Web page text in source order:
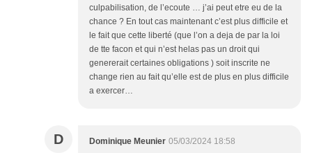
culpabilisation, de l’ecoute … j’ai peut etre eu de la
chance ? En tout cas maintenant c’est plus difficile et
le fait que cette liberté (que l’on a deja de par la loi
de tte facon et qui n’est helas pas un droit qui
genererait certaines obligations ) soit inscrite ne
change rien au fait qu’elle est de plus en plus difficile
a exercer…
D Dominique Meunier 05/03/2024 18:58